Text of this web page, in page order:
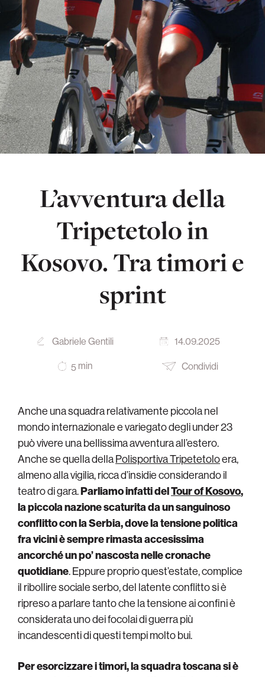
L’avventura della
Tripetetolo in
Kosovo. Tra timori e
sprint
Gabriele Gentili 14.09.2025
5 min Condividi
Anche una squadra relativamente piccola nel
mondo internazionale e variegato degli under 23
può vivere una bellissima avventura all’estero.
Anche se quella dellaPolisportiva Tripetetoloera,
almeno alla vigilia, ricca d’insidie considerando il
teatro di gara.Parliamo infatti delTour of Kosovo,
la piccola nazione scaturita da un sanguinoso
conflitto con la Serbia, dove la tensione politica
fra vicini è sempre rimasta accesissima
ancorché un po’ nascosta nelle cronache
quotidiane. Eppure proprio quest’estate, complice
il ribollire sociale serbo, del latente conflitto si è
ripreso a parlare tanto che la tensione ai confini è
considerata uno dei focolai di guerra più
incandescenti di questi tempi molto bui.
Per esorcizzare i timori, la squadra toscana si è